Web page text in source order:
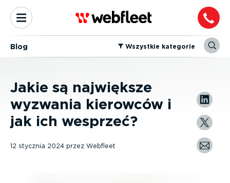
Blog ⁠Wszystkie kategorie
Jakie są największe
wyzwania kierowców i
jak ich wesprzeć?
12 stycznia 2024 przez Webfleet